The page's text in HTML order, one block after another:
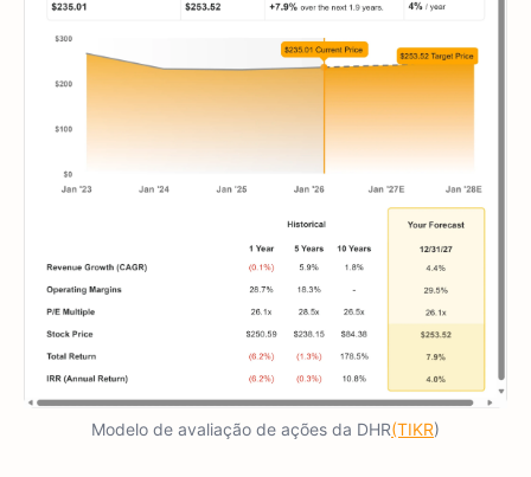
Modelo de avaliação de ações da DHR(TIKR)